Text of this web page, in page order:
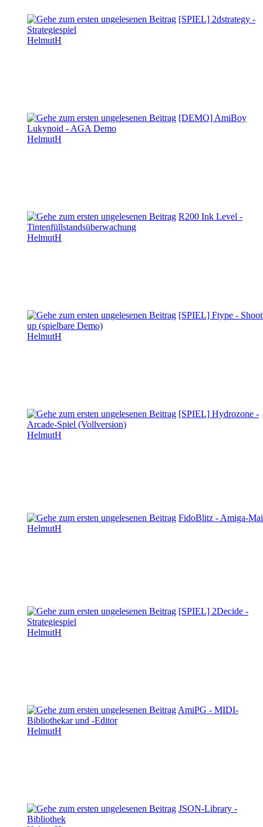
[SPIEL] 2dstrategy -
Strategiespiel
HelmutH
[DEMO] AmiBoy
Lukynoid - AGA Demo
HelmutH
R200 Ink Level -
Tintenfüllstandsüberwachung
HelmutH
[SPIEL] Ftype -
up (spielbare Demo)
HelmutH
[SPIEL] Hydrozone -
Arcade-Spiel (Vollversion)
HelmutH
FidoBlitz - Amiga-
HelmutH
[SPIEL] 2Decide -
Strategiespiel
HelmutH
AmiPG - MIDI-
Bibliothekar und -Editor
HelmutH
JSON-Library -
Bibliothek